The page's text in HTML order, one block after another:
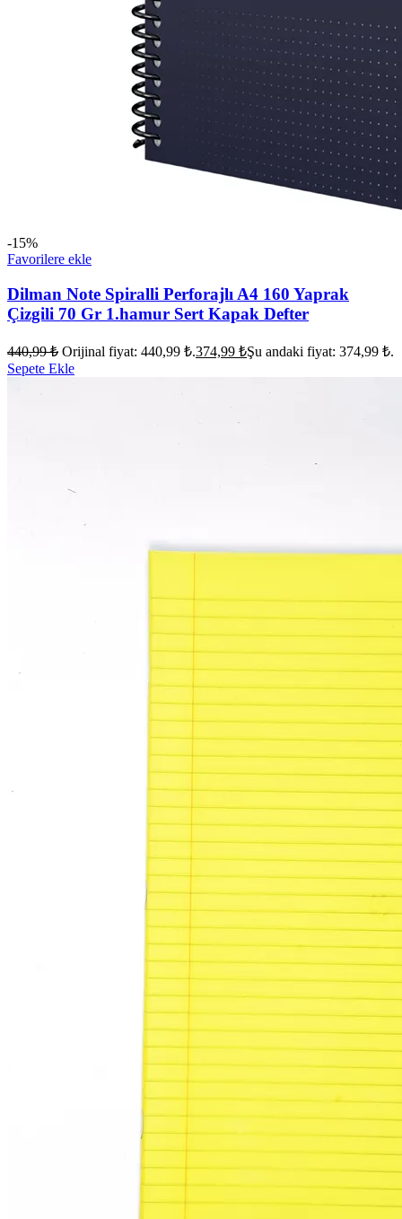
-15%
Favorilere ekle
Dilman Note Spiralli Perforajlı A4 160 Yaprak
Çizgili 70 Gr 1.hamur Sert Kapak Defter
440,99₺ Orijinal fiyat: 440,99 ₺.374,99 ₺Şu andaki fiyat: 374,99 ₺.
Sepete Ekle